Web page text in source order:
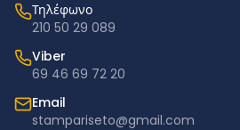
Τηλέφωνο
210 50 29 089
Viber
69 46 69 72 20
Email
stampariseto@gmail.com